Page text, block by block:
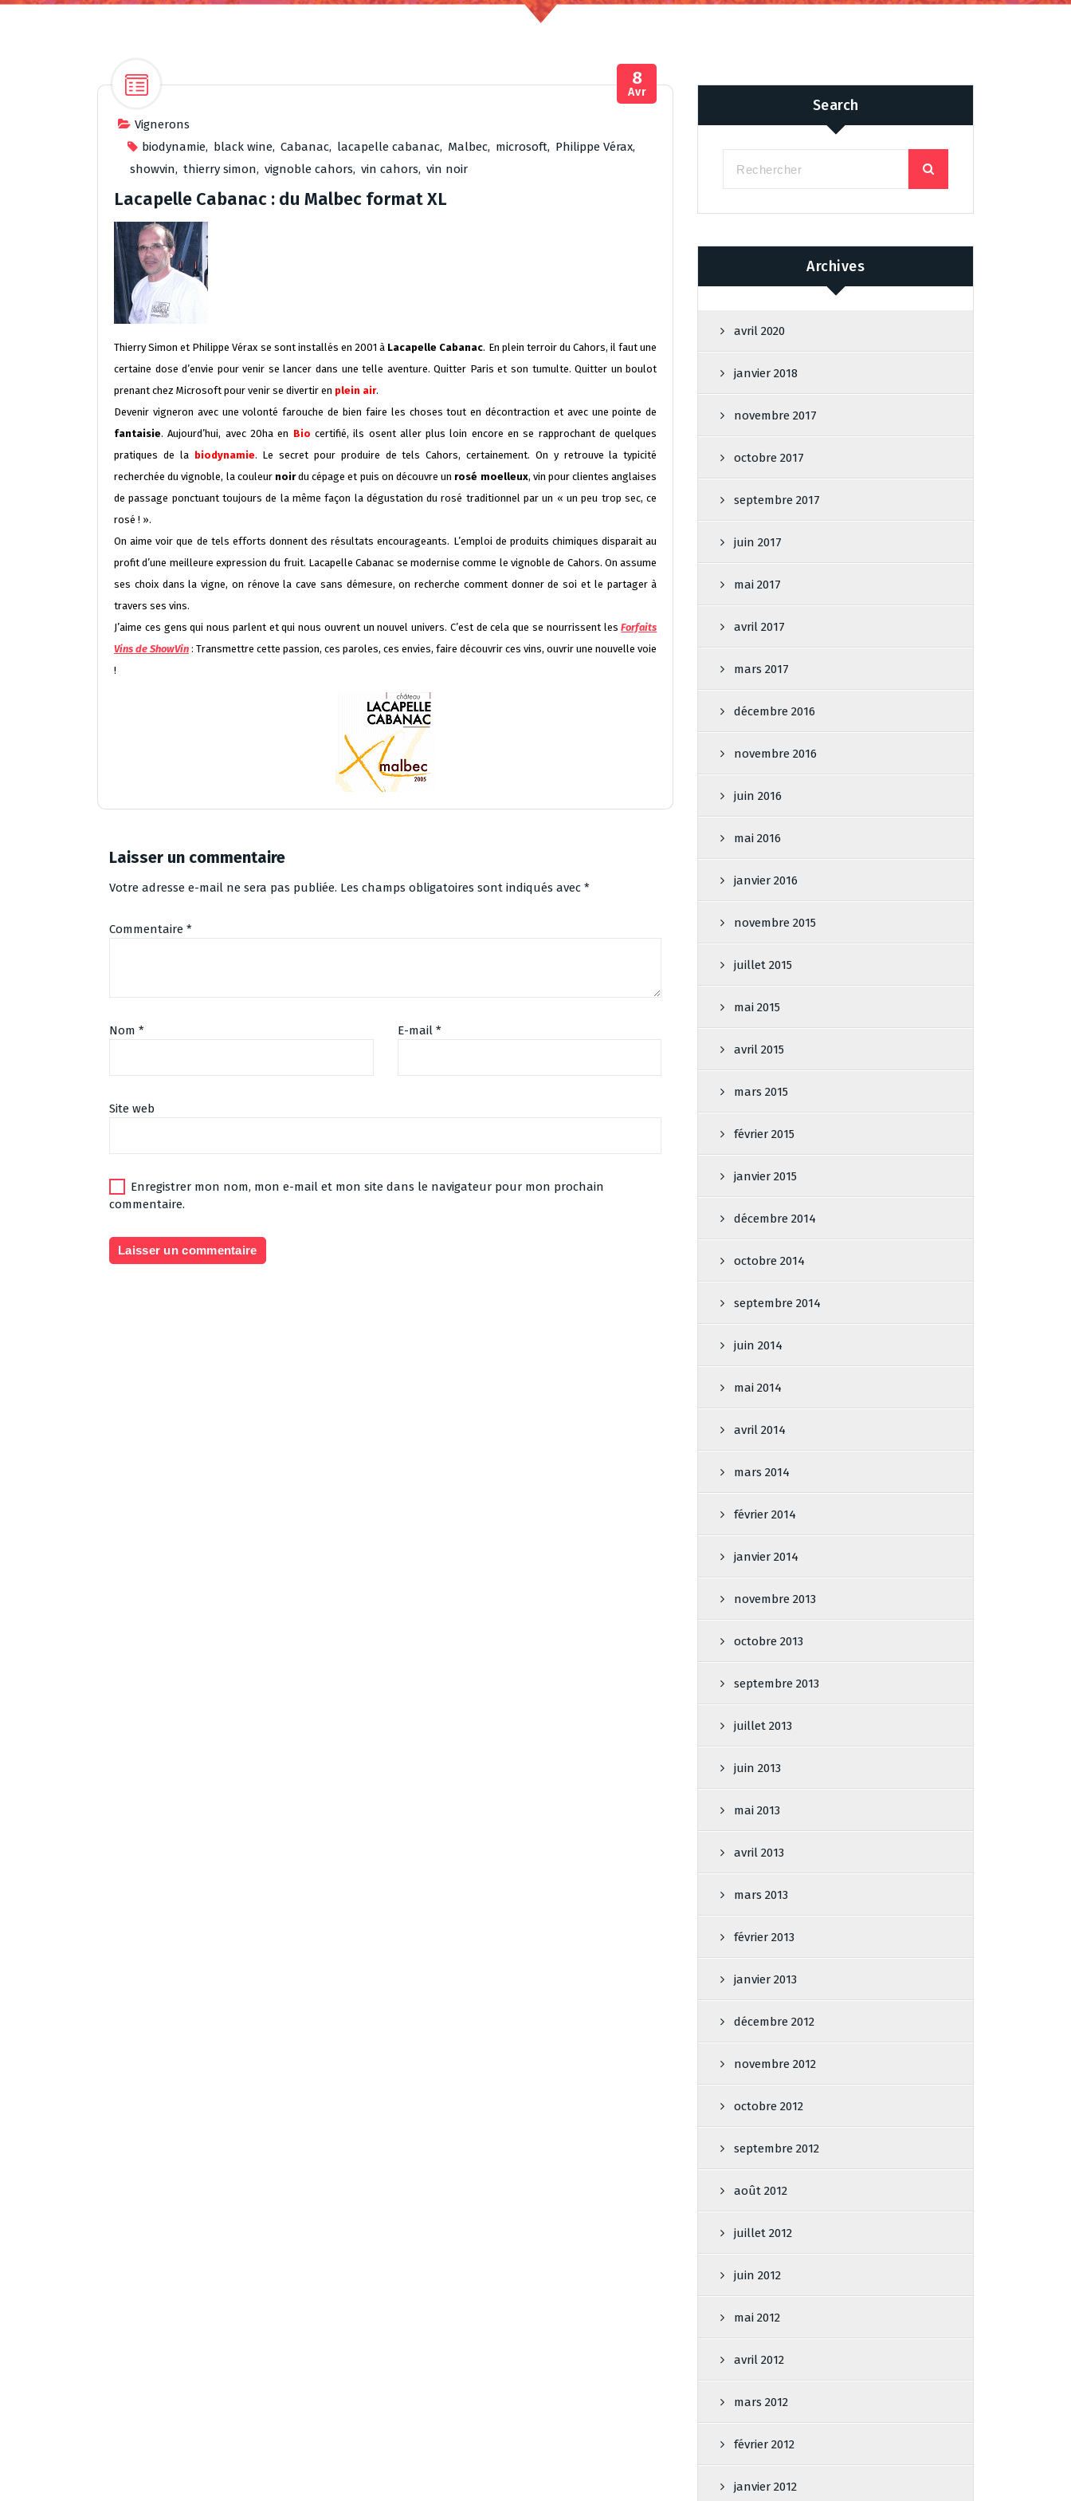
Vignerons
biodynamie, black wine, Cabanac, lacapelle cabanac, Malbec, microsoft, Philippe Vérax,
showvin, thierry simon, vignoble cahors, vin cahors, vin noir
8
Avr
Lacapelle Cabanac : du Malbec format XL
Thierry Simon et Philippe Vérax se sont installés en 2001 à Lacapelle Cabanac. En plein terroir du Cahors, il faut une
certaine dose d’envie pour venir se lancer dans une telle aventure. Quitter Paris et son tumulte. Quitter un boulot
prenant chez Microsoft pour venir se divertir en plein air.
Devenir vigneron avec une volonté farouche de bien faire les choses tout en décontraction et avec une pointe de
fantaisie. Aujourd’hui, avec 20ha en Bio certifié, ils osent aller plus loin encore en se rapprochant de quelques
pratiques de la biodynamie. Le secret pour produire de tels Cahors, certainement. On y retrouve la typicité
recherchée du vignoble, la couleur noirdu cépage et puis on découvre un rosé moelleux, vin pour clientes anglaises
de passage ponctuant toujours de la même façon la dégustation du rosé traditionnel par un « un peu trop sec, ce
rosé ! ».
On aime voir que de tels efforts donnent des résultats encourageants. L’emploi de produits chimiques disparait au
profit d’une meilleure expression du fruit. Lacapelle Cabanac se modernise comme le vignoble de Cahors. On assume
ses choix dans la vigne, on rénove la cave sans démesure, on recherche comment donner de soi et le partager à
travers ses vins.
J’aime ces gens qui nous parlent et qui nous ouvrent un nouvel univers. C’est de cela que se nourrissent lesForfaits
Vins de ShowVin : Transmettre cette passion, ces paroles, ces envies, faire découvrir ces vins, ouvrir une nouvelle voie
!
Laisser un commentaire
Votre adresse e-mail ne sera pas publiée. Les champs obligatoires sont indiqués avec *
Commentaire *
Nom * E-mail *
Site web
Enregistrer mon nom, mon e-mail et mon site dans le navigateur pour mon prochain
commentaire.
Search
Archives
avril 2020
janvier 2018
novembre 2017
octobre 2017
septembre 2017
juin 2017
mai 2017
avril 2017
mars 2017
décembre 2016
novembre 2016
juin 2016
mai 2016
janvier 2016
novembre 2015
juillet 2015
mai 2015
avril 2015
mars 2015
février 2015
janvier 2015
décembre 2014
octobre 2014
septembre 2014
juin 2014
mai 2014
avril 2014
mars 2014
février 2014
janvier 2014
novembre 2013
octobre 2013
septembre 2013
juillet 2013
juin 2013
mai 2013
avril 2013
mars 2013
février 2013
janvier 2013
décembre 2012
novembre 2012
octobre 2012
septembre 2012
août 2012
juillet 2012
juin 2012
mai 2012
avril 2012
mars 2012
février 2012
janvier 2012